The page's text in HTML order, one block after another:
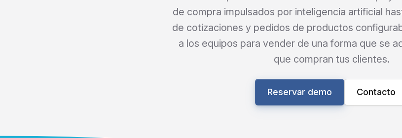
de compra impulsados por inteligencia artificial
de cotizaciones y pedidos de productos
a los equipos para vender de una forma que se
que compran tus clientes.
Reservar demo Contacto